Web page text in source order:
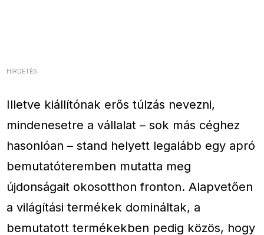
HIRDETÉS
Illetve kiállítónak erős túlzás nevezni,
mindenesetre a vállalat – sok más céghez
hasonlóan – stand helyett legalább egy apró
bemutatóteremben mutatta meg
újdonságait okosotthon fronton. Alapvetően
a világítási termékek domináltak, a
bemutatott termékekben pedig közös, hogy